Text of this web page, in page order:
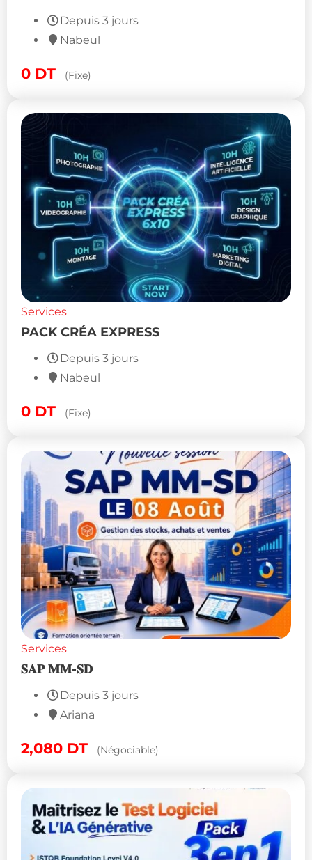
Depuis 3 jours
Nabeul
0 DT (Fixe)
Services
PACK CRÉA EXPRESS
Depuis 3 jours
Nabeul
0 DT (Fixe)
Services
𝐒𝐀𝐏 𝐌𝐌-𝐒𝐃
Depuis 3 jours
Ariana
2,080 DT (Négociable)